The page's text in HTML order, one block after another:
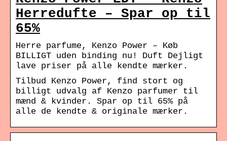
Herredufte – Spar op til
65%
Herre parfume, Kenzo Power – Køb
BILLIGT uden binding nu! Duft Dejligt
lave priser på alle kendte mærker.
Tilbud Kenzo Power, find stort og
billigt udvalg af Kenzo parfumer til
mænd & kvinder. Spar op til 65% på
alle de kendte & originale mærker.